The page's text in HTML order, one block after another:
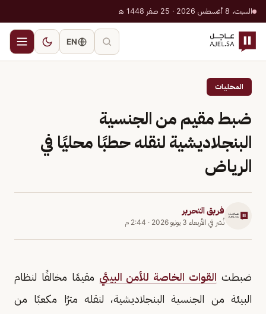
السبت، 8 أغسطس 2026 · 25 صفر 1448 هـ
EN
المحليات
ضبط مقيم من الجنسية
البنجلاديشية لنقله حطبًا محليًا في
الرياض
فريق التحرير
نُشر في الأربعاء 3 يونيو 2026 · 2:44 م
ضبطت القوات الخاصة للأمن البيئي مقيمًا مخالفًا لنظام
البيئة من الجنسية البنجلاديشية، لنقله مترًا مكعبًا من